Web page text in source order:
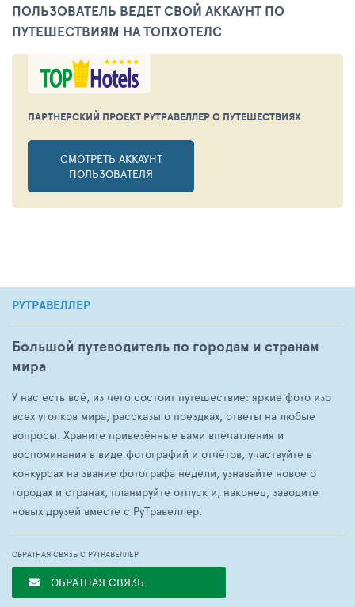
ПОЛЬЗОВАТЕЛЬ ВЕДЕТ СВОЙ АККАУНТ ПО
ПУТЕШЕСТВИЯМ НА ТОПХОТЕЛС
ПАРТНЕРСКИЙ ПРОЕКТ РУТРАВЕЛЛЕРО ПУТЕШЕСТВИЯХ
СМОТРЕТЬ АККАУНТ
ПОЛЬЗОВАТЕЛЯ
РУТРАВЕЛЛЕР
Большой путеводитель по городам и странам
мира
У нас есть всё, из чего состоит путешествие: яркие фото изо
всех уголков мира, рассказы о поездках, ответы на любые
вопросы. Храните привезённые вами впечатления и
воспоминания в виде фотографий и отчётов, участвуйте в
конкурсах на звание фотографа недели, узнавайте новое о
городах и странах, планируйте отпуск и, наконец, заводите
новых друзей вместе с РуТравеллер.
ОБРАТНАЯ СВЯЗЬ С РУТРАВЕЛЛЕР
ОБРАТНАЯ СВЯЗЬ